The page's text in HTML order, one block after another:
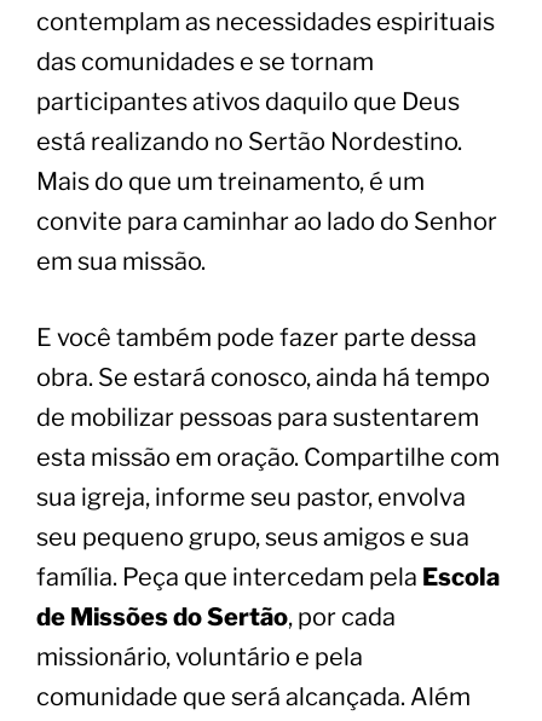
contemplam as necessidades espirituais
das comunidades e se tornam
participantes ativos daquilo que Deus
está realizando no Sertão Nordestino.
Mais do que um treinamento, é um
convite para caminhar ao lado do Senhor
em sua missão.
E você também pode fazer parte dessa
obra. Se estará conosco, ainda há tempo
de mobilizar pessoas para sustentarem
esta missão em oração. Compartilhe com
sua igreja, informe seu pastor, envolva
seu pequeno grupo, seus amigos e sua
família. Peça que intercedam pela Escola
de Missões do Sertão, por cada
missionário, voluntário e pela
comunidade que será alcançada. Além